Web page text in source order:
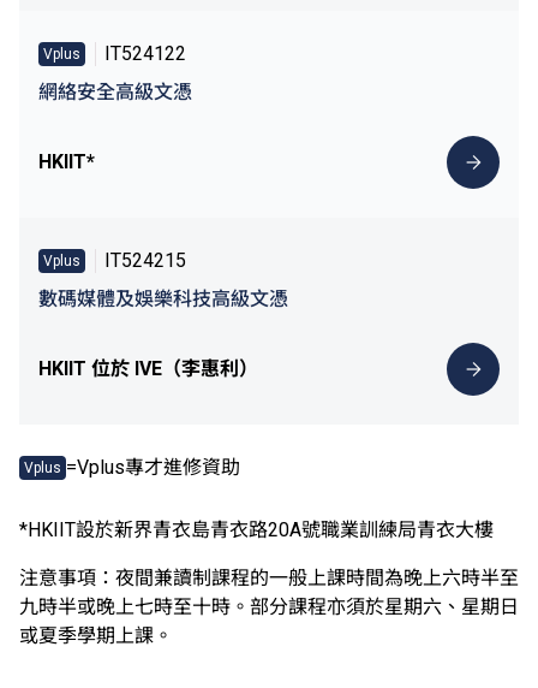
Vplus
IT524122
網絡安全高級文憑
HKIIT*
Vplus
IT524215
數碼媒體及娛樂科技高級文憑
HKIIT 位於 IVE（李惠利）
Vplus =Vplus專才進修資助
*HKIIT設於新界青衣島青衣路20A號職業訓練局青衣大樓
注意事項：夜間兼讀制課程的一般上課時間為晚上六時半至
九時半或晚上七時至十時。部分課程亦須於星期六、星期日
或夏季學期上課。